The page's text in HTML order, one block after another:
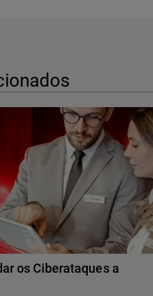
os Ciberataques a